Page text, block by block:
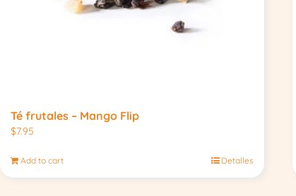
Té frutales – Mango Flip
$7.95
Add to cart Detalles